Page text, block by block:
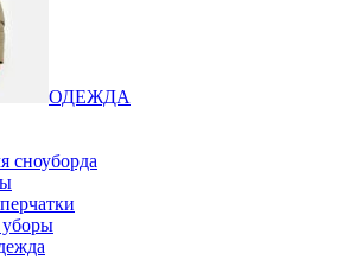
ОДЕЖДА
сноуборда